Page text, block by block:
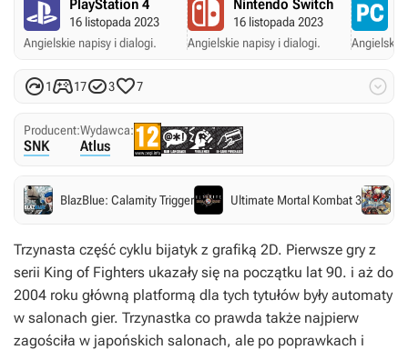
PlayStation 4
16 listopada 2023
Angielskie napisy i dialogi.
Nintendo Switch
16 listopada 2023
Angielskie napisy i dialogi.
Angielskie
11737 
Producent:
SNK
Wydawca:
Atlus
BlazBlue: Calamity Trigger Ultimate Mortal Kombat 3
Trzynasta część cyklu bijatyk z grafiką 2D. Pierwsze gry z
serii King of Fighters ukazały się na początku lat 90. i aż do
2004 roku główną platformą dla tych tytułów były automaty
w salonach gier. Trzynastka co prawda także najpierw
zagościła w japońskich salonach, ale po poprawkach i